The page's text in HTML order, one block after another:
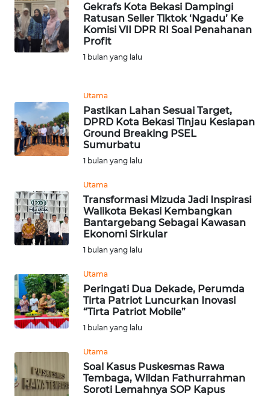
Gekrafs Kota Bekasi Dampingi
Ratusan Seller Tiktok ‘Ngadu’ Ke
Komisi VII DPR RI Soal Penahanan
Profit
1 bulan yang lalu
Utama
Pastikan Lahan Sesuai Target,
DPRD Kota Bekasi Tinjau Kesiapan
Ground Breaking PSEL
Sumurbatu
1 bulan yang lalu
Utama
Transformasi Mizuda Jadi Inspirasi
Walikota Bekasi Kembangkan
Bantargebang Sebagai Kawasan
Ekonomi Sirkular
1 bulan yang lalu
Utama
Peringati Dua Dekade, Perumda
Tirta Patriot Luncurkan Inovasi
“Tirta Patriot Mobile”
1 bulan yang lalu
Utama
Soal Kasus Puskesmas Rawa
Tembaga, Wildan Fathurrahman
Soroti Lemahnya SOP Kapus
WN
PAKPAK
WN
BEKASI
WN
BOGOR
DEPOK
WN
TAPANULI
WN
SAMOSIR
WN
LAWAS
WN